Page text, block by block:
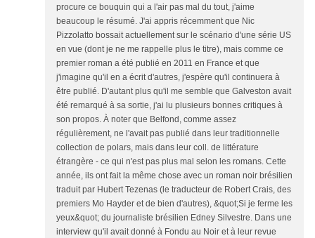
procure ce bouquin qui a l'air pas mal du tout, j'aime
beaucoup le résumé. J'ai appris récemment que Nic
Pizzolatto bossait actuellement sur le scénario d'une série US
en vue (dont je ne me rappelle plus le titre), mais comme ce
premier roman a été publié en 2011 en France et que
j'imagine qu'il en a écrit d'autres, j'espère qu'il continuera à
être publié. D'autant plus qu'il me semble que Galveston avait
été remarqué à sa sortie, j'ai lu plusieurs bonnes critiques à
son propos. À noter que Belfond, comme assez
régulièrement, ne l'avait pas publié dans leur traditionnelle
collection de polars, mais dans leur coll. de littérature
étrangère - ce qui n'est pas plus mal selon les romans. Cette
année, ils ont fait la même chose avec un roman noir brésilien
traduit par Hubert Tezenas (le traducteur de Robert Crais, des
premiers Mo Hayder et de bien d'autres), &quot;Si je ferme les
yeux&quot; du journaliste brésilien Edney Silvestre. Dans une
interview qu'il avait donné à Fondu au Noir et à leur revue